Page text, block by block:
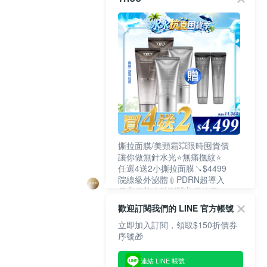
撕拉面膜/美頸霜💥限時囤貨價
讓你做無針水光⭐無痛撫紋⭐
任選4送2小撕拉面膜↘$4499
院線級外泌體💉PDRN超導入
居家保養進階到醫美級效果❗
歡迎訂閱我們的 LINE 官方帳號
立即加入訂閱，領取$150折價券
序號🎁
連結 LINE 帳號